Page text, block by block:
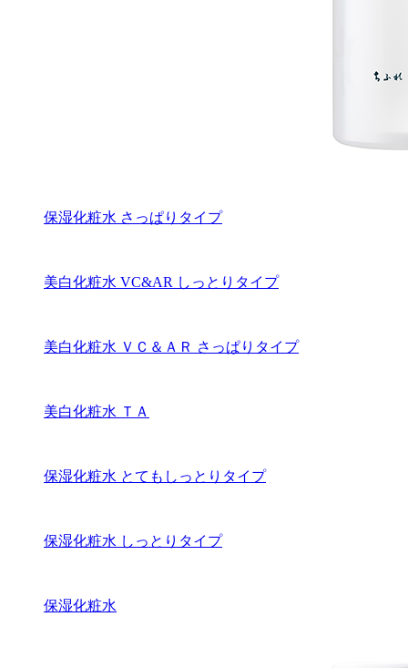
保湿化粧水 さっぱりタイプ
美白化粧水 VC&AR しっとりタイプ
美白化粧水 ＶＣ＆ＡＲ さっぱりタイプ
美白化粧水 ＴＡ
保湿化粧水 とてもしっとりタイプ
保湿化粧水 しっとりタイプ
保湿化粧水